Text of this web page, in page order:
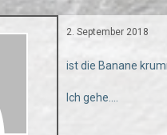
2. September 2018
ist die Banane
Ich gehe....